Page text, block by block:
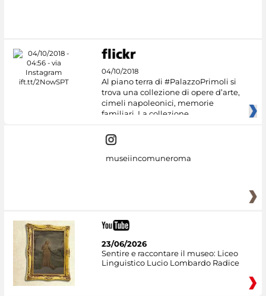
04/10/2018
Al piano terra di #PalazzoPrimoli si
trova una collezione di opere d’arte,
cimeli napoleonici, memorie
familiari. La collezione
museiincomuneroma
23/06/2026
Sentire e raccontare il museo: Liceo
Linguistico Lucio Lombardo Radice